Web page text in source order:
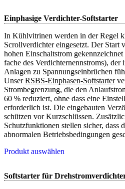
Einphasige Verdichter-Softstarter
In Kühlvitrinen werden in der Regel
Scrollverdichter eingesetzt. Der Start
hohen Einschaltstrom
fache des Verdichternennstroms), der
Anlagen zu Spannungseinbrüchen
UnserRSBS-Einphasen-Softstarter
Strombegrenzung, die den
60 % reduziert, ohne dass eine
erforderlich ist. Die eingebauten
schützen vor Kurzschlüssen.
Schutzfunktionen stellen sicher, dass
abnormalen Betriebsbedingungen
Produkt auswählen
Softstarter für